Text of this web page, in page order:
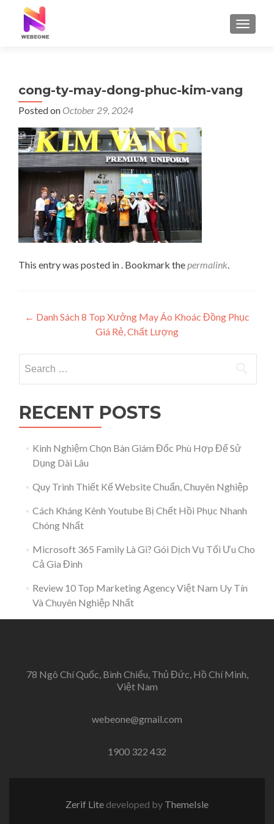
cong-ty-may-dong-phuc-kim-vang
Posted on October 29, 2024
This entry was posted in . Bookmark thepermalink.
Post navigation
← Danh Sách 8 Top Xưởng May Áo Khoác Đồng Phục
Giá Rẻ, Chất Lượng
RECENT POSTS
Kinh Nghiệm Chọn Bàn Giám Đốc Phù Hợp Để Sử
Dụng Dài Lâu
Quy Trình Thiết Kế Website Chuẩn, Chuyên Nghiệp
Cách Kháng Kênh Youtube Bị Chết Hồi Phục Nhanh
Chóng Nhất
Microsoft 365 Family Là Gì? Gói Dịch Vụ Tối Ưu Cho
Cả Gia Đình
Review 10 Top Marketing Agency Việt Nam Uy Tín
Và Chuyên Nghiệp Nhất
78 Ngô Chí Quốc, Bình Chiểu, Thủ Đức, Hồ Chí Minh,
Việt Nam
webeone@gmail.com
1900 322 432
Zerif Lite developed by ThemeIsle